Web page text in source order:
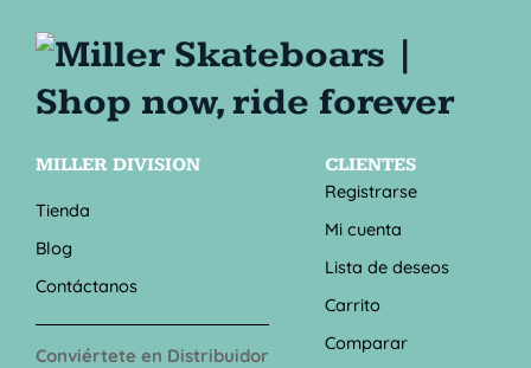
MILLER DIVISION
Tienda
Blog
Contáctanos
Conviértete en Distribuidor
CLIENTES
Registrarse
Mi cuenta
Lista de deseos
Carrito
Comparar